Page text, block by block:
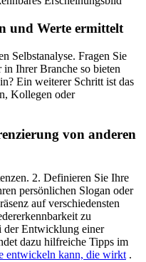
und Werte ermittelt
Selbstanalyse. Fragen Sie
in Ihrer Branche so bieten
Ein weiterer Schritt ist das
Kollegen oder
von anderen
2. Definieren Sie Ihre
persönlichen Slogan oder
auf verschiedensten
zu
der Entwicklung einer
dazu hilfreiche Tipps im
entwickeln kann, die wirkt .